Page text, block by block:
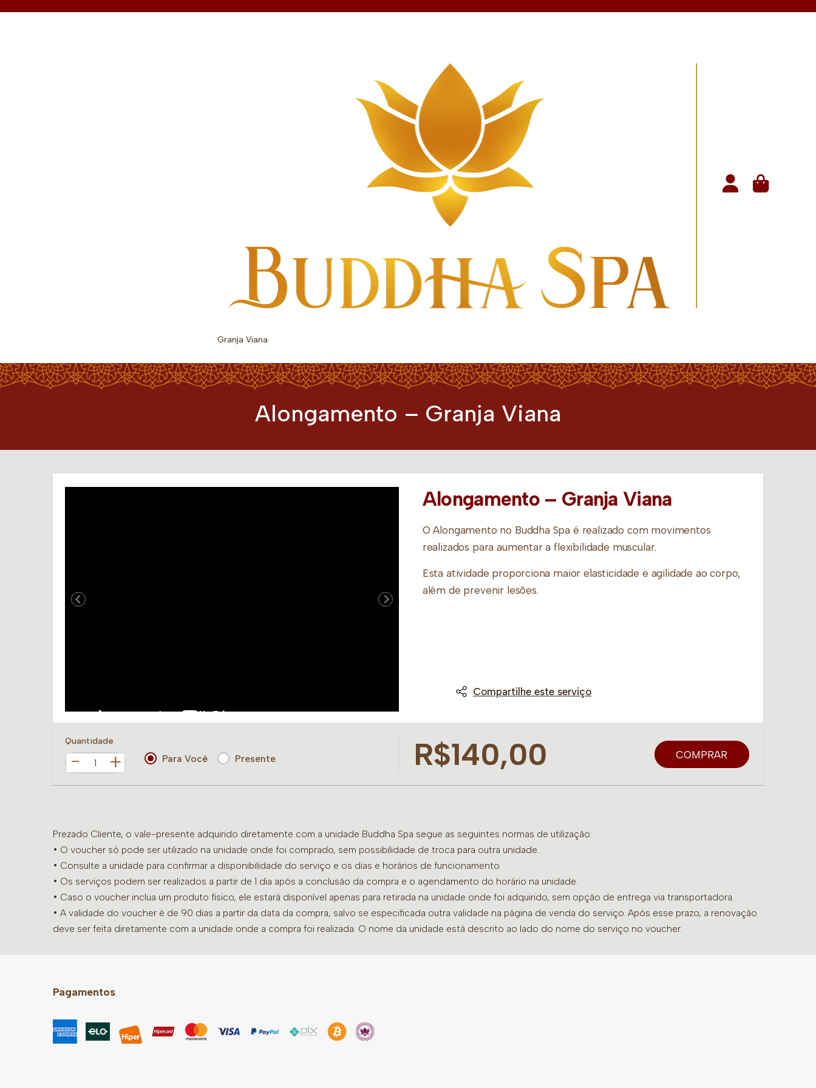
Granja Viana
Alongamento – Granja Viana
Alongamento – Granja Viana
O Alongamento no Buddha Spa é realizado com movimentos
realizados para aumentar a flexibilidade muscular.
Esta atividade proporciona maior elasticidade e agilidade ao corpo,
além de prevenir lesões.
Compartilhe este serviço
Quantidade
+ Para Você Presente R$140,00 COMPRAR
Prezado Cliente, o vale-presente adquirido diretamente com a unidade Buddha Spa segue as seguintes normas de utilização:
• O voucher só pode ser utilizado na unidade onde foi comprado, sem possibilidade de troca para outra unidade.
• Consulte a unidade para confirmar a disponibilidade do serviço e os dias e horários de funcionamento.
• Os serviços podem ser realizados a partir de 1 dia após a conclusão da compra e o agendamento do horário na unidade.
• Caso o voucher inclua um produto físico, ele estará disponível apenas para retirada na unidade onde foi adquirido, sem opção de entrega via transportadora.
• A validade do voucher é de 90 dias a partir da data da compra, salvo se especificada outra validade na página de venda do serviço. Após esse prazo, a renovação
deve ser feita diretamente com a unidade onde a compra foi realizada. O nome da unidade está descrito ao lado do nome do serviço no voucher.
Pagamentos